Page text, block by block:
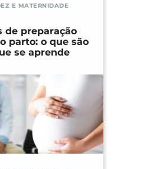
E MATERNIDADE
de preparação
parto: o que são
se aprende